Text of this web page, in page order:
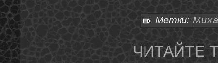
Метки:
ЧИТАЙТЕ